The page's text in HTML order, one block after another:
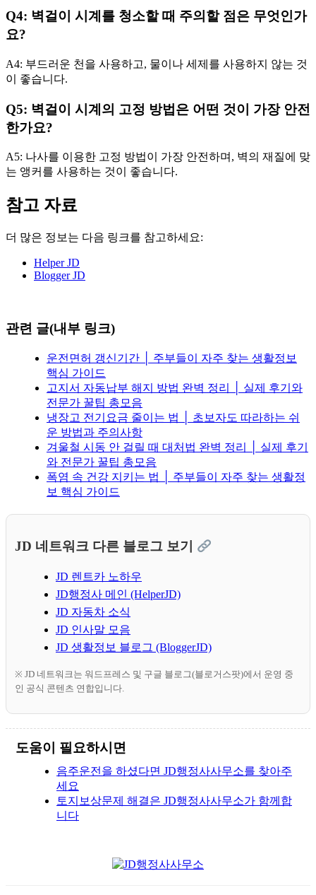
Q4: 벽걸이 시계를 청소할 때 주의할 점은 무엇인가
요?
A4: 부드러운 천을 사용하고, 물이나 세제를 사용하지 않는 것
이 좋습니다.
Q5: 벽걸이 시계의 고정 방법은 어떤 것이 가장 안전
한가요?
A5: 나사를 이용한 고정 방법이 가장 안전하며, 벽의 재질에 맞
는 앵커를 사용하는 것이 좋습니다.
참고 자료
더 많은 정보는 다음 링크를 참고하세요:
Helper JD
Blogger JD
관련 글(내부 링크)
운전면허 갱신기간 │ 주부들이 자주 찾는 생활정보
핵심 가이드
고지서 자동납부 해지 방법 완벽 정리 │ 실제 후기와
전문가 꿀팁 총모음
냉장고 전기요금 줄이는 법 │ 초보자도 따라하는 쉬
운 방법과 주의사항
겨울철 시동 안 걸릴 때 대처법 완벽 정리 │ 실제 후기
와 전문가 꿀팁 총모음
폭염 속 건강 지키는 법 │ 주부들이 자주 찾는 생활정
보 핵심 가이드
JD 네트워크 다른 블로그 보기
JD 렌트카 노하우
JD행정사 메인 (HelperJD)
JD 자동차 소식
JD 인사말 모음
JD 생활정보 블로그 (BloggerJD)
※ JD 네트워크는 워드프레스 및 구글 블로그(블로거스팟)에서 운영 중
인 공식 콘텐츠 연합입니다.
도움이 필요하시면
음주운전을 하셨다면 JD행정사사무소를 찾아주
세요
토지보상문제 해결은 JD행정사사무소가 함께합
니다